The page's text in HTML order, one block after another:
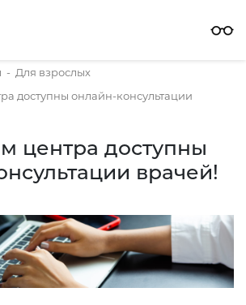
- Для взрослых
доступны онлайн-консультации
центра доступны
врачей!